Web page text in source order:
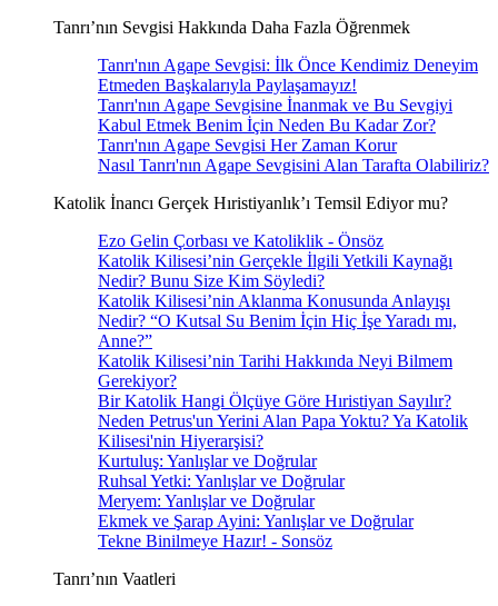
Tanrı’nın Sevgisi Hakkında Daha Fazla Öğrenmek
Tanrı'nın Agape Sevgisi: İlk Önce Kendimiz Deneyim
Etmeden Başkalarıyla Paylaşamayız!
Tanrı'nın Agape Sevgisine İnanmak ve Bu Sevgiyi
Kabul Etmek Benim İçin Neden Bu Kadar Zor?
Tanrı'nın Agape Sevgisi Her Zaman Korur
Nasıl Tanrı'nın Agape Sevgisini Alan Tarafta Olabiliriz?
Katolik İnancı Gerçek Hıristiyanlık’ı Temsil Ediyor mu?
Ezo Gelin Çorbası ve Katoliklik - Önsöz
Katolik Kilisesi’nin Gerçekle İlgili Yetkili Kaynağı
Nedir? Bunu Size Kim Söyledi?
Katolik Kilisesi’nin Aklanma Konusunda Anlayışı
Nedir? “O Kutsal Su Benim İçin Hiç İşe Yaradı mı,
Anne?”
Katolik Kilisesi’nin Tarihi Hakkında Neyi Bilmem
Gerekiyor?
Bir Katolik Hangi Ölçüye Göre Hıristiyan Sayılır?
Neden Petrus'un Yerini Alan Papa Yoktu? Ya Katolik
Kilisesi'nin Hiyerarşisi?
Kurtuluş: Yanlışlar ve Doğrular
Ruhsal Yetki: Yanlışlar ve Doğrular
Meryem: Yanlışlar ve Doğrular
Ekmek ve Şarap Ayini: Yanlışlar ve Doğrular
Tekne Binilmeye Hazır! - Sonsöz
Tanrı’nın Vaatleri